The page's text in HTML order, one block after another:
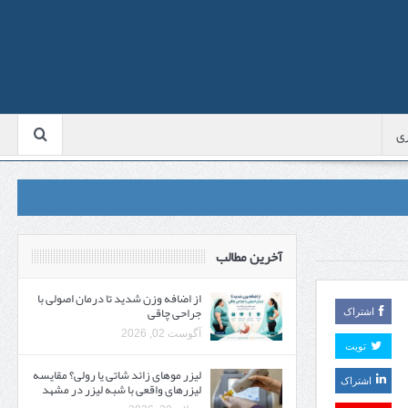
اشتراک
تویت
اشتراک
آخرین مطالب
از اضافه وزن شدید تا درمان اصولی با
جراحی چاقی
آگوست 02, 2026
لیزر موهای زائد شاتی یا رولی؟ مقایسه
لیزرهای واقعی با شبه‌ لیزر در مشهد